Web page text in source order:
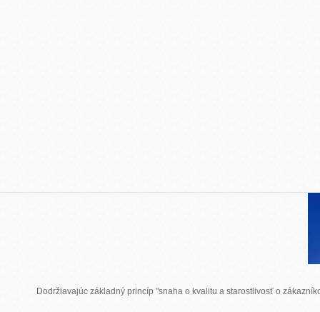
Dodržiavajúc základný princíp "snaha o kvalitu a starostlivosť o